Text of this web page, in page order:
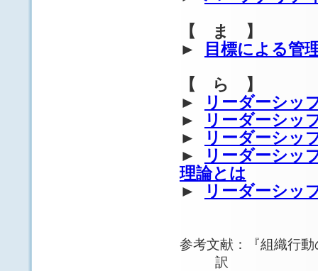
【 ま 】
►
目標による管
【 ら 】
►
リーダーシッ
►
リーダーシッ
►
リーダーシッ
►
リーダーシッ
理論とは
►
リーダーシッ
参考文献：『組織行
訳